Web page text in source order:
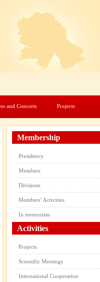
and Concerts Projects
Membership
Presidency
Members
Divisions
Members’ Activities
In memoriam
Activities
Projects
Scientific Meetings
International Cooperation